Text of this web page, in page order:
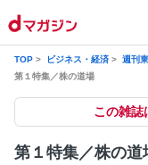
TOP ビジネス・経済 週刊
第１特集／株の道場
この雑誌
第１特集／株の道